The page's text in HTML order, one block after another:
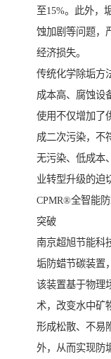
至15%。此外，
蚀加剧等问题，
经济损失。
传统化学除垢方
成本高、腐蚀设
使用不仅增加了
成二次污染，不
无污染、低成本
业转型升级的迫
CPMR®全智能
突破
南京超旭节能科
垢防蜡节碳装置
该装置基于物理
术，改变水中矿
形成松散、不易
外，从而实现防